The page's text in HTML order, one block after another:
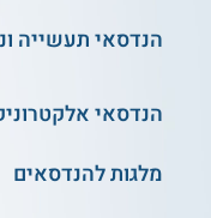
ניהול מערכת
אלקטרוניקה
רגולציה ופיקוח
הנדסאי תעשייה
הנדסאי
מלגות להנדסאים